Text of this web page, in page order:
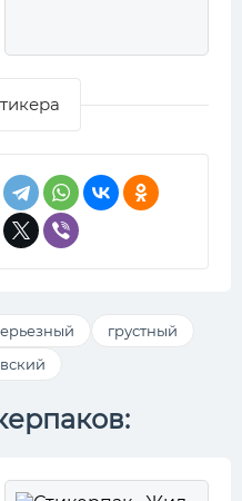
грустный